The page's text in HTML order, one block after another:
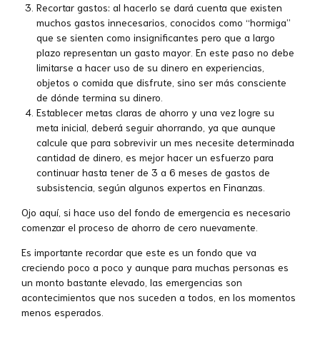
Recortar gastos: al hacerlo se dará cuenta que existen
muchos gastos innecesarios, conocidos como “hormiga”
que se sienten como insignificantes pero que a largo
plazo representan un gasto mayor. En este paso no debe
limitarse a hacer uso de su dinero en experiencias,
objetos o comida que disfrute, sino ser más consciente
de dónde termina su dinero.
Establecer metas claras de ahorro y una vez logre su
meta inicial, deberá seguir ahorrando, ya que aunque
calcule que para sobrevivir un mes necesite determinada
cantidad de dinero, es mejor hacer un esfuerzo para
continuar hasta tener de 3 a 6 meses de gastos de
subsistencia, según algunos expertos en Finanzas.
Ojo aquí, si hace uso del fondo de emergencia es necesario
comenzar el proceso de ahorro de cero nuevamente.
Es importante recordar que este es un fondo que va
creciendo poco a poco y aunque para muchas personas es
un monto bastante elevado, las emergencias son
acontecimientos que nos suceden a todos, en los momentos
menos esperados.